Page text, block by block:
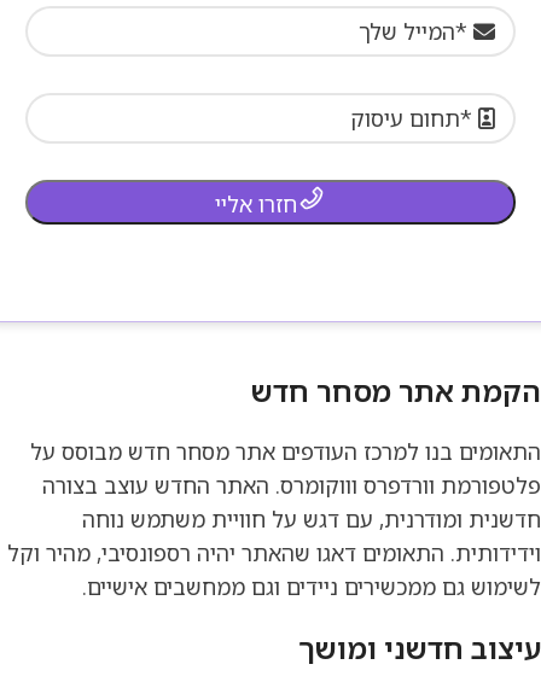
חזרו אליי
הקמת אתר מסחר חדש
התאומים בנו למרכז העודפים אתר מסחר חדש מבוסס על
פלטפורמת וורדפרס וווקומרס. האתר החדש עוצב בצורה
חדשנית ומודרנית, עם דגש על חוויית משתמש נוחה
וידידותית. התאומים דאגו שהאתר יהיה רספונסיבי, מהיר וקל
לשימוש גם ממכשירים ניידים וגם ממחשבים אישיים.
עיצוב חדשני ומושך